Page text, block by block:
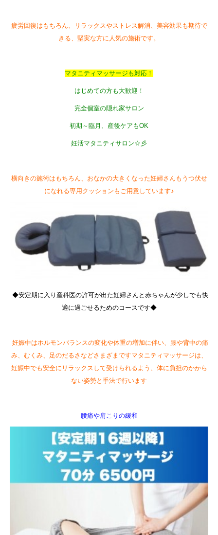
疲労回復はもちろん、リラックスやストレス解消、美容効果も期待で
きる、堅実な方に人気の施術です。
マタニティマッサージも対応！
はじめての方も大歓迎！
完全個室の隠れ家サロン
初期～臨月、産後ケアもOK
妊活マタニティサロン☆彡
横向きの施術はもちろん、おなかの大きくなった妊婦さんもうつ伏せ
になれる専用クッションもご用意しています♪
◆安定期に入り産科医の許可が出た妊婦さんと赤ちゃんが少しでも快
適に過ごせるためのコースです◆
妊娠中はホルモンバランスの変化や体重の増加に伴い、腰や背中の痛
み、むくみ、足のだるさなどさまざまですマタニティマッサージは、
妊娠中でも安全にリラックスして受けられるよう、体に負担のかから
ない姿勢と手法で行います
腰痛や肩こりの緩和